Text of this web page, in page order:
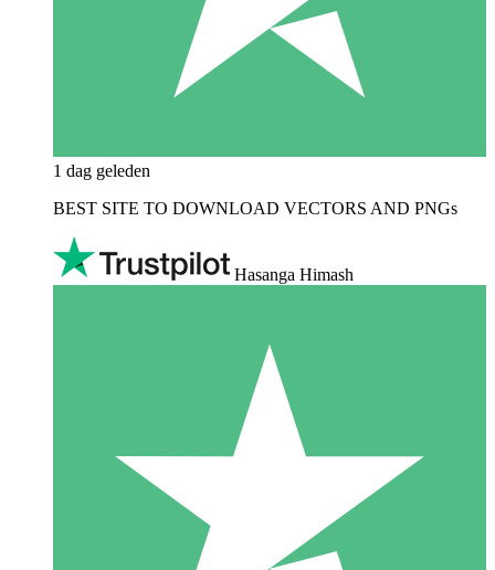
1 dag geleden
BEST SITE TO DOWNLOAD VECTORS AND PNGs
Hasanga Himash